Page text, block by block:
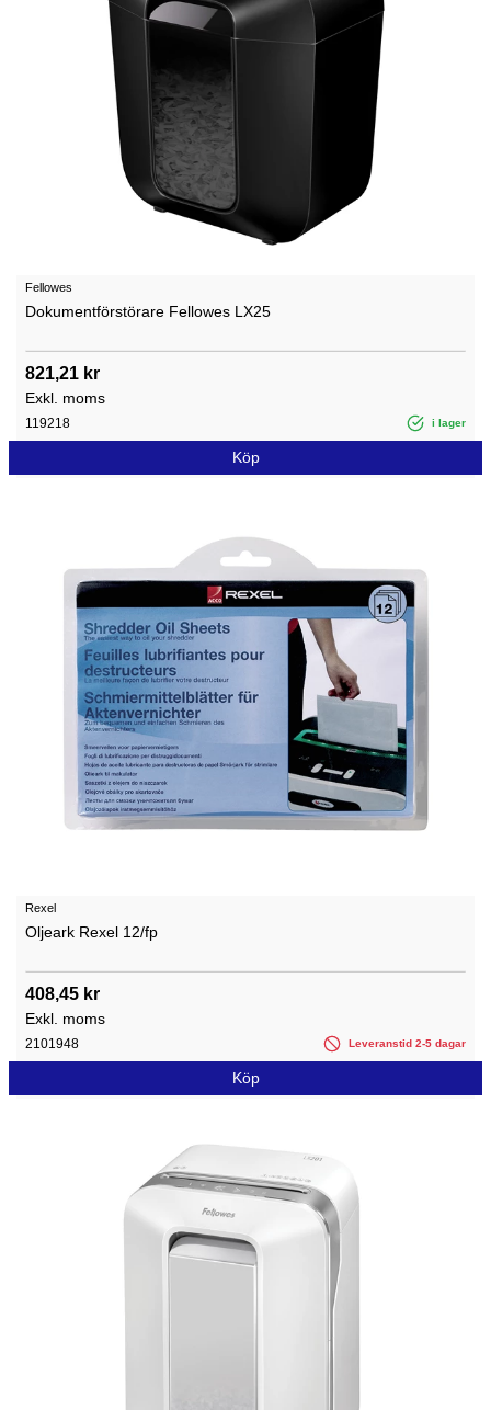
Fellowes
Dokumentförstörare Fellowes LX25
821,21 kr
Exkl. moms
119218 i lager
Köp
Rexel
Oljeark Rexel 12/fp
408,45 kr
Exkl. moms
2101948 Leveranstid 2-5 dagar
Köp